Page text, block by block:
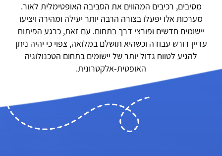
מסיבים, רכיבים המהווים את הסביבה האופטימלית לאור.
מערכות אלו יפעלו בצורה הרבה יותר יעילה ומהירה ויציעו
יישומים חדשים ופורצי דרך בתחום. עם זאת, כרגע הפיתוח
עדיין דורש עבודה וכשהיא תושלם במלואה, צפוי כי יהיה ניתן
להגיע לטווח גדול יותר של יישומים בתחום הטכנולוגיה
האופטית-אלקטרונית.